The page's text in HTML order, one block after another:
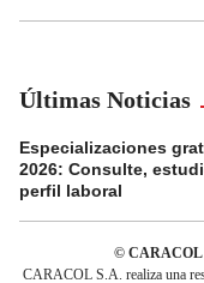
Últimas Noticias
Especializaciones
2026: Consulte,
perfil laboral
© CARACOL
CARACOL S.A. realiza una